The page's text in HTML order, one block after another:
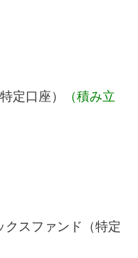
定口座）
（積み立
クスファンド（特定